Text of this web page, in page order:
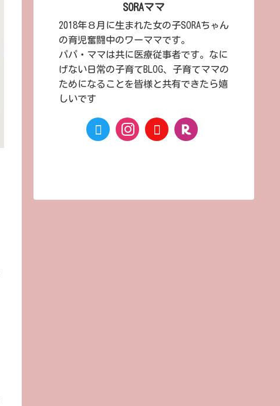
SORAママ
2018年８月に生まれた女の子SORAちゃん
の育児奮闘中のワーママです。
パパ・ママは共に医療従事者です。なに
げない日常の子育てBLOG、子育てママの
ためになることを皆様と共有できたら嬉
しいです